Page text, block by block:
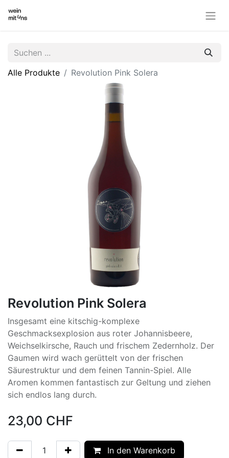
Alle Produkte Revolution Pink Solera
Revolution Pink Solera
Insgesamt eine kitschig-komplexe
Geschmacksexplosion aus roter Johannisbeere,
Weichselkirsche, Rauch und frischem Zedernholz. Der
Gaumen wird wach gerüttelt von der frischen
Säurestruktur und dem feinen Tannin-Spiel. Alle
Aromen kommen fantastisch zur Geltung und ziehen
sich endlos lang durch.
23,00 CHF
In den Warenkorb